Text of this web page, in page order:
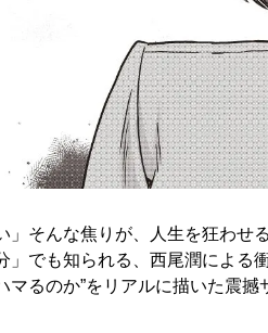
」そんな焦りが、人生を狂わせる
」でも知られる、西尾潤による
マるのか”をリアルに描いた震